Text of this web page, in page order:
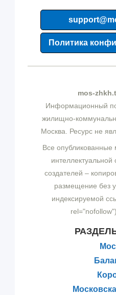
Политика
mos-
Информационный
жилищно-
Москва. Ресурс не
Все
интеллектуальной
создателей –
размещение без
индексируемой